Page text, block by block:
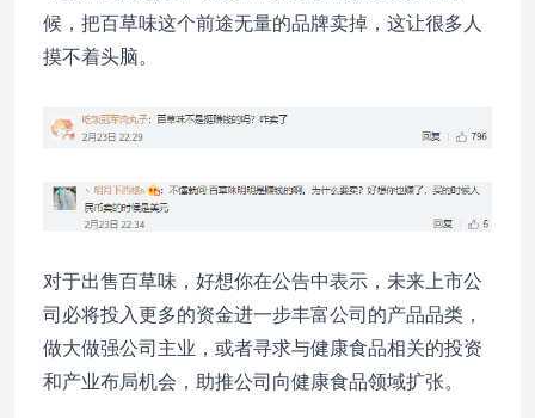
候，把百草味这个前途无量的品牌卖掉，这让很多人
摸不着头脑。
对于出售百草味，好想你在公告中表示，未来上市公
司必将投入更多的资金进一步丰富公司的产品品类，
做大做强公司主业，或者寻求与健康食品相关的投资
和产业布局机会，助推公司向健康食品领域扩张。